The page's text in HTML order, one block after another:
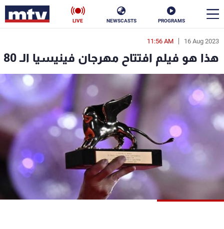
PROGRAMS
NEWSCASTS
LIVE
16 Aug 2023
11:56 AM
هذا هو فيلم افتتاح مهرجان فينيسيا الـ 80
en
الأخبار
سياسة ناس
إقتصاد فن
رياضة